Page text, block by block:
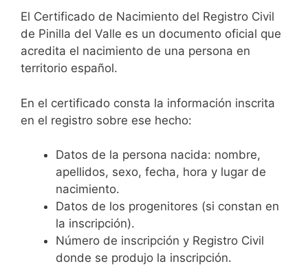
El Certificado de Nacimiento del Registro Civil
de Pinilla del Valle es un documento oficial que
acredita el nacimiento de una persona en
territorio español.
En el certificado consta la información inscrita
en el registro sobre ese hecho:
Datos de la persona nacida: nombre,
apellidos, sexo, fecha, hora y lugar de
nacimiento.
Datos de los progenitores (si constan en
la inscripción).
Número de inscripción y Registro Civil
donde se produjo la inscripción.